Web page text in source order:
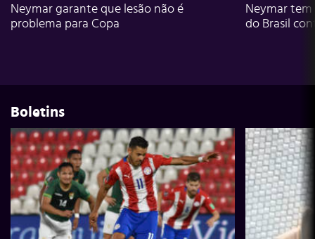
Neymar garante que lesão não é
problema para Copa
Neymar
do Brasil
Boletins